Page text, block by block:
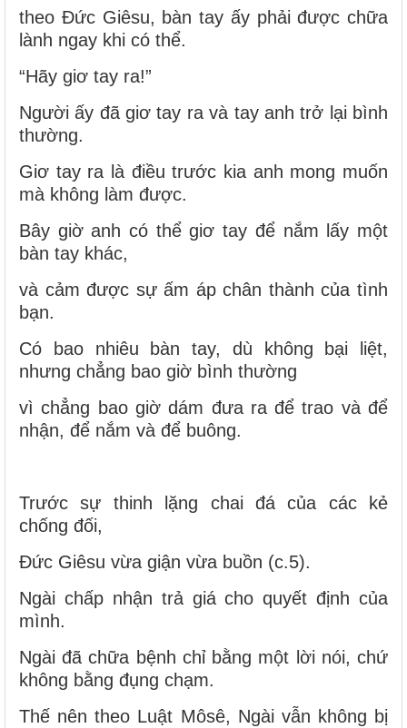
theo Đức Giêsu, bàn tay ấy phải được chữa
lành ngay khi có thể.
“Hãy giơ tay ra!”
Người ấy đã giơ tay ra và tay anh trở lại bình
thường.
Giơ tay ra là điều trước kia anh mong muốn
mà không làm được.
Bây giờ anh có thể giơ tay để nắm lấy một
bàn tay khác,
và cảm được sự ấm áp chân thành của tình
bạn.
Có bao nhiêu bàn tay, dù không bại liệt,
nhưng chẳng bao giờ bình thường
vì chẳng bao giờ dám đưa ra để trao và để
nhận, để nắm và để buông.
Trước sự thinh lặng chai đá của các kẻ
chống đối,
Đức Giêsu vừa giận vừa buồn (c.5).
Ngài chấp nhận trả giá cho quyết định của
mình.
Ngài đã chữa bệnh chỉ bằng một lời nói, chứ
không bằng đụng chạm.
Thế nên theo Luật Môsê, Ngài vẫn không bị